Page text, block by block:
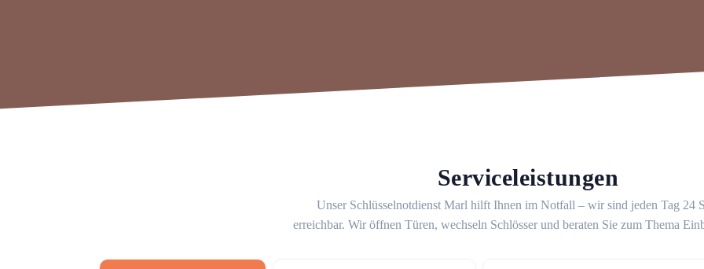
Serviceleistungen
Unser Schlüsselnotdienst Marl hilft Ihnen im Notfall – wir sind jeden Tag 24
erreichbar. Wir öffnen Türen, wechseln Schlösser und beraten Sie zum Thema